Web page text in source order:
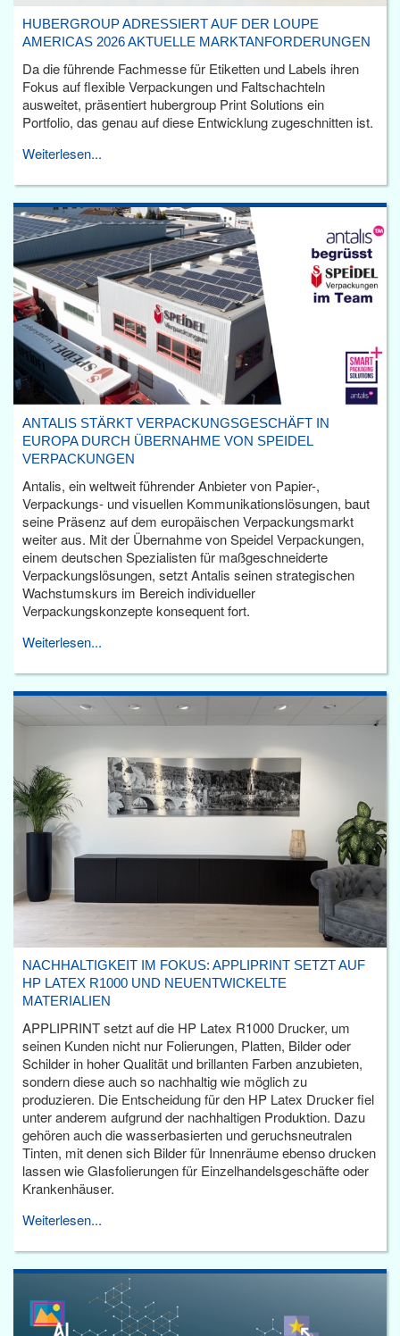
HUBERGROUP ADRESSIERT AUF DER LOUPE
AMERICAS 2026 AKTUELLE MARKTANFORDERUNGEN
Da die führende Fachmesse für Etiketten und Labels ihren
Fokus auf flexible Verpackungen und Faltschachteln
ausweitet, präsentiert hubergroup Print Solutions ein
Portfolio, das genau auf diese Entwicklung zugeschnitten ist.
Weiterlesen...
ANTALIS STÄRKT VERPACKUNGSGESCHÄFT IN
EUROPA DURCH ÜBERNAHME VON SPEIDEL
VERPACKUNGEN
Antalis, ein weltweit führender Anbieter von Papier-,
Verpackungs- und visuellen Kommunikationslösungen, baut
seine Präsenz auf dem europäischen Verpackungsmarkt
weiter aus. Mit der Übernahme von Speidel Verpackungen,
einem deutschen Spezialisten für maßgeschneiderte
Verpackungslösungen, setzt Antalis seinen strategischen
Wachstumskurs im Bereich individueller
Verpackungskonzepte konsequent fort.
Weiterlesen...
NACHHALTIGKEIT IM FOKUS: APPLIPRINT SETZT AUF
HP LATEX R1000 UND NEUENTWICKELTE
MATERIALIEN
APPLIPRINT setzt auf die HP Latex R1000 Drucker, um
seinen Kunden nicht nur Folierungen, Platten, Bilder oder
Schilder in hoher Qualität und brillanten Farben anzubieten,
sondern diese auch so nachhaltig wie möglich zu
produzieren. Die Entscheidung für den HP Latex Drucker fiel
unter anderem aufgrund der nachhaltigen Produktion. Dazu
gehören auch die wasserbasierten und geruchsneutralen
Tinten, mit denen sich Bilder für Innenräume ebenso drucken
lassen wie Glasfolierungen für Einzelhandelsgeschäfte oder
Krankenhäuser.
Weiterlesen...